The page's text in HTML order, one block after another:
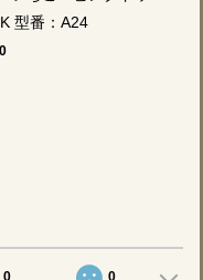
型番：A24